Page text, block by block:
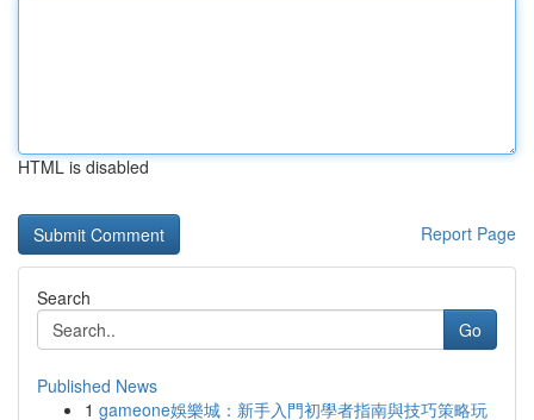
HTML is disabled
Report Page
Search
Go
Published News
1 gameone娛樂城：新手入門初學者指南與技巧策略玩